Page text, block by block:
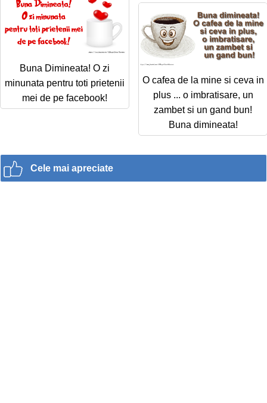
Buna Dimineata! O zi
minunata pentru toti prietenii
mei de pe facebook!
O cafea de la mine si ceva in
plus ... o imbratisare, un
zambet si un gand bun!
Buna dimineata!
Cele mai apreciate